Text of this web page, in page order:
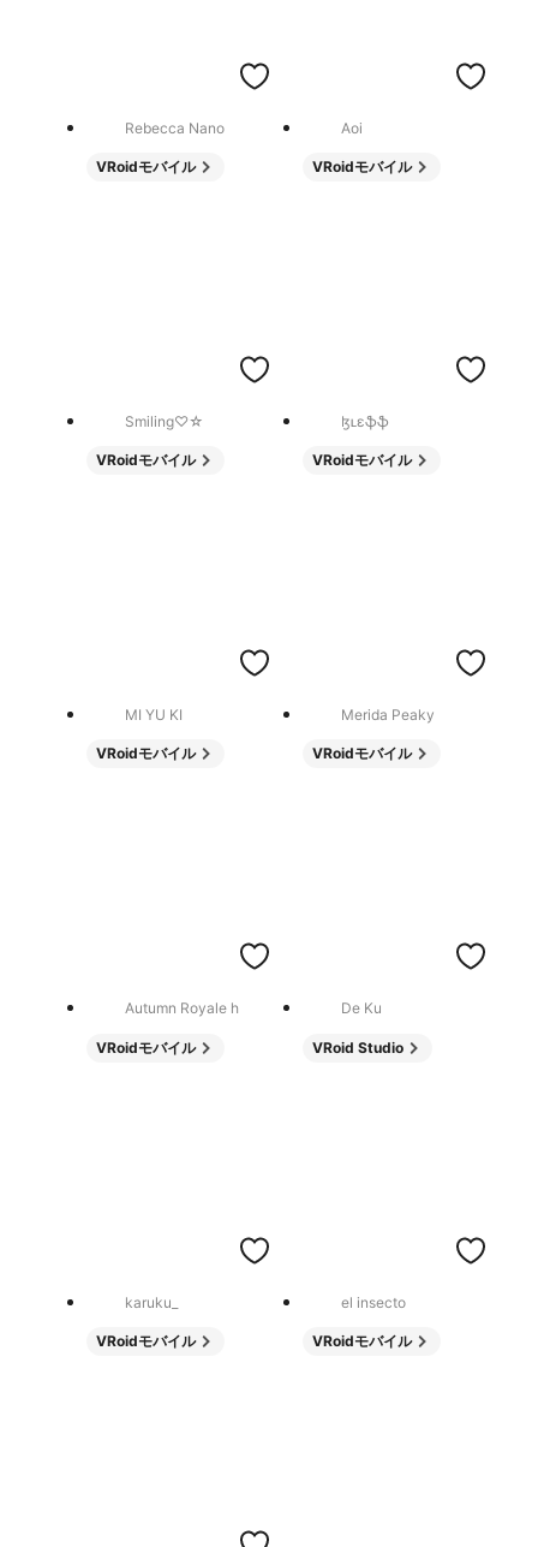
Rebecca Nano
VRoidモバイル
Aoi
VRoidモバイル
Smiling♡☆
VRoidモバイル
ɮʟɛֆֆ
VRoidモバイル
MI YU KI
VRoidモバイル
Merida Peaky
VRoidモバイル
Autumn Royale h
VRoidモバイル
De Ku
VRoid Studio
karuku_
VRoidモバイル
el insecto
VRoidモバイル